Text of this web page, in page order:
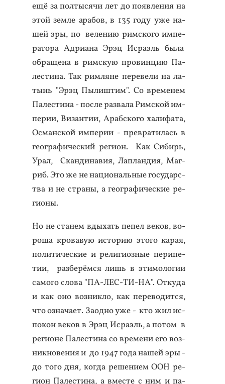
ещё за пол­ты­сячи лет до по­яв­ле­ния на
этой зем­ле ара­бов, в 135 го­ду уже на­
шей эры, по ве­лению рим­ско­го им­пе­
рато­ра Ад­ри­ана Эрэц Ис­ра­эль бы­ла
об­ра­щена в рим­скую про­вин­цию Па­
лес­ти­на. Так рим­ля­не пе­реве­ли на ла­
тынь "Эрэц Пы­лиш­тим". Со вре­менем
Па­лес­ти­на - пос­ле раз­ва­ла Рим­ской им­
пе­рии, Ви­зан­тии, Араб­ско­го ха­лифа­та,
Ос­ман­ской им­пе­рии - прев­ра­тилась в
ге­ог­ра­фичес­кий ре­ги­он. Как Си­бирь,
Урал, Скан­ди­навия, Лап­ландия, Маг­
риб. Это же не на­ци­ональ­ные го­сударс­
тва и не стра­ны, а ге­ог­ра­фичес­кие ре­
ги­оны.
Но не ста­нем вды­хать пе­пел ве­ков, во­
роша кро­вавую ис­то­рию это­го ка­рая,
по­лити­чес­кие и ре­лиги­оз­ные пе­рипе­
тии, раз­бе­рём­ся лишь в эти­моло­гии
са­мого сло­ва "ПА-ЛЕС-ТИ-НА". От­ку­да
и как оно воз­никло, как пе­рево­дит­ся,
что оз­на­ча­ет. За­од­но уже - кто жил ис­
по­кон ве­ков в Эрэц Ис­ра­эль, а по­том в
ре­ги­оне Па­лес­ти­на со вре­мени его воз­
никно­вения и до 1947 го­да на­шей эры -
до то­го дня, ког­да ре­шени­ем О­ОН ре­
ги­он Па­лес­ти­на, а вмес­те с ним и па­